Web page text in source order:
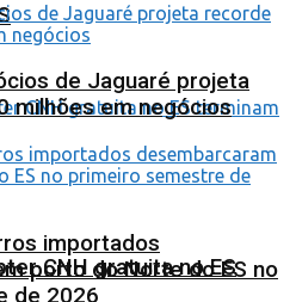
CNH gratuita no ES
de Jaguaré projeta
milhões em negócios
importados
porto do Norte do ES no
de 2026